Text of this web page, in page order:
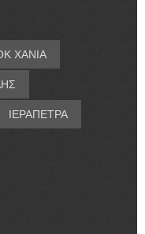
ΧΑΝΙΑ
ΙΕΡΑΠΕΤΡΑ